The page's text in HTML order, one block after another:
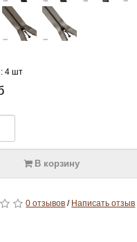
4 шт
В корзину
0 отзывов / Написать отзыв